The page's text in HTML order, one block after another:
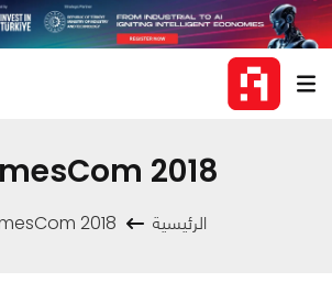
2018
الرئيسية 2018